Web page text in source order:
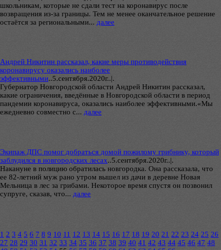
школьникам, которые не сдали тест на коронавирус после
возвращения из-за границы. Тем не менее оканчательное решение
остаётся за региональными... далее
Андрей Никитин рассказал, какие меры противодействия
коронавирусу оказались наиболее
эффективными..5.сентября.2020г..|.
Губернатор Новгородской области Андрей Никитин рассказал,
какие ограничения, введённые в Новгородской области в период
пандемии коронавируса, оказались наиболее эффективными.«Мы
ежедневно совместно с... далее
Экипаж ДПС помог добраться домой пожилому грибнику, который
заблудился в новгородских лесах..5.сентября.2020г..|.
Накануне в полицию обратилась новгородка. Она рассказала, что
ее 82-летний муж рано утром вышел из дачи в деревне Новая
Мельница в лес за грибами. Некоторое время спустя он позвонил
супруге, сказав, что... далее
1 2 3 4 5 6 7 8 9 10 11 12 13 14 15 16 17 18 19 20 21 22 23 24 25 26
27 28 29 30 31 32 33 34 35 36 37 38 39 40 41 42 43 44 45 46 47 48